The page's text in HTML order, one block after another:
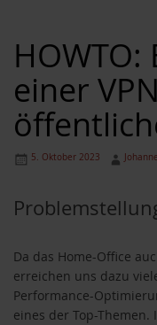
HOWTO:
einer
5. Oktober 2023
Da das Home-Office
erreichen uns dazu
Performance-
eines der Top-